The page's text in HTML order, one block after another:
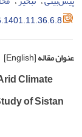
عنوان مقاله[English]
Climate
of Sistan